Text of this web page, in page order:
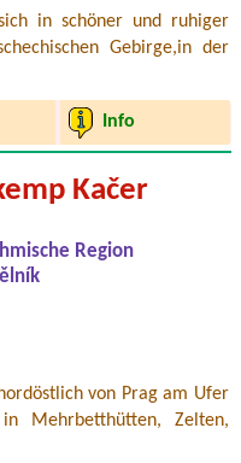
in schöner und ruhiger
Gebirge,in der
Info
Kačer
Region
von Prag am Ufer
Mehrbetthütten, Zelten,